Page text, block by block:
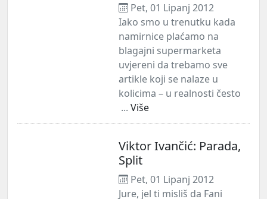
Pet, 01 Lipanj 2012
Iako smo u trenutku kada
namirnice plaćamo na
blagajni supermarketa
uvjereni da trebamo sve
artikle koji se nalaze u
kolicima – u realnosti često
... Više
Viktor Ivančić: Parada,
Split
Pet, 01 Lipanj 2012
Jure, jel ti misliš da Fani